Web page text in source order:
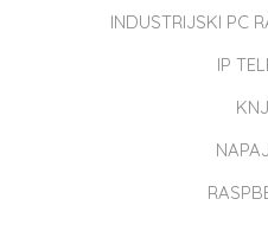
INDUSTRIJSKI PC
IP